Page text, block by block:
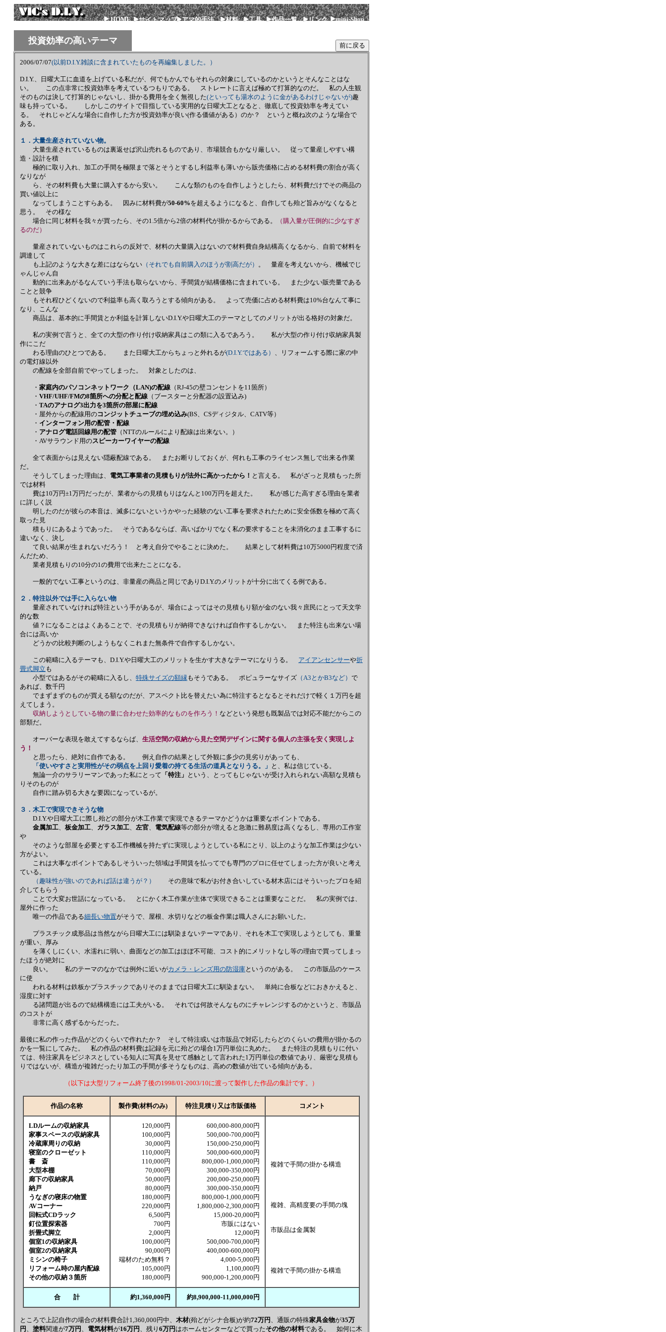
HOME サイトマップ アマ的手法 材料 工具 作品一覧 リンク mini-Shop
投資効率の高いテーマ
2006/07/07(以前D.I.Y.雑談に含まれていたものを再編集しました。）
D.I.Y.、日曜大工に血道を上げている私だが、何でもかんでもそれらの対象にしているのかというとそんなことはな
い。 この点非常に投資効率を考えているつもりである。 ストレートに言えば極めて打算的なのだ。 私の人生観
そのものは決して打算的じゃないし、掛かる費用を全く無視した(といっても湯水のように金があるわけじゃないが)趣
味も持っている。 しかしこのサイトで目指している実用的な日曜大工となると、徹底して投資効率を考えてい
る。 それじゃどんな場合に自作した方が投資効率が良い(作る価値がある）のか？ というと概ね次のような場合で
ある。
１．大量生産されていない物。
大量生産されているものは裏返せば沢山売れるものであり、市場競合もかなり厳しい。 従って量産しやすい構
造・設計を積
極的に取り入れ、加工の手間を極限まで落とそうとするし利益率も薄いから販売価格に占める材料費の割合が高く
なりなが
ら、その材料費も大量に購入するから安い。 こんな類のものを自作しようとしたら、材料費だけでその商品の
買い値以上に
なってしまうことすらある。 因みに材料費が50-60%を超えるようになると、自作しても殆ど旨みがなくなると
思う。 その様な
場合に同じ材料を我々が買ったら、その1.5倍から2倍の材料代が掛かるからである。
（購入量が圧倒的に少なすぎ
るのだ）
量産されていないものはこれらの反対で、材料の大量購入はないので材料費自身結構高くなるから、自前で材料を
調達して
も上記のような大きな差にはならない （それでも自前購入のほうが割高だが） 。 量産を考えないから、機械でじ
ゃんじゃん自
動的に出来あがるなんていう手法も取らないから、手間賃が結構価格に含まれている。 また少ない販売量である
ことと競争
もそれ程ひどくないので利益率も高く取ろうとする傾向がある。 よって売価に占める材料費は10%台なんて事に
なり、こんな
商品は、基本的に手間賃とか利益を計算しないD.I.Y.や日曜大工のテーマとしてのメリットが出る格好の対象だ。
私の実例で言うと、全ての大型の作り付け収納家具はこの類に入るであろう。 私が大型の作り付け収納家具製
作にこだ
わる理由のひとつである。 また日曜大工からちょっと外れるが(D.I.Y.ではある） 、リフォームする際に家の中
の電灯線以外
の配線を全部自前でやってしまった。 対象としたのは、
・ 家庭内のパソコンネットワーク（LAN)の配線 （RJ-45の壁コンセントを11箇所）
・ VHF/UHF/FMの8箇所への分配と配線 （ブースターと分配器の設置込み)
・ TAのアナログ3出力を3箇所の部屋に配線
・屋外からの配線用のコンジットチューブの埋め込み(BS、CSディジタル、CATV等）
・ インターフォン用の配管・配線
・ アナログ電話回線用の配管 （NTTのルールにより配線は出来ない。）
・AVサラウンド用のスピーカーワイヤーの配線
全て表面からは見えない隠蔽配線である。 またお断りしておくが、何れも工事のライセンス無しで出来る作業
だ。
そうしてしまった理由は、 電気工事業者の見積もりが法外に高かったから！ と言える。 私がざっと見積もった所
では材料
費は10万円±1万円だったが、業者からの見積もりはなんと100万円を超えた。 私が感じた高すぎる理由を業者
に詳しく説
明したのだが彼らの本音は、滅多にないというかやった経験のない工事を要求されたために安全係数を極めて高く
取った見
積もりにあるようであった。 そうであるならば、高いばかりでなく私の要求することを未消化のまま工事するに
違いなく、決し
て良い結果が生まれないだろう！ と考え自分でやることに決めた。 結果として材料費は10万5000円程度で済
んだため、
業者見積もりの10分の1の費用で出来たことになる。
一般的でない工事というのは、非量産の商品と同じでありD.I.Y.のメリットが十分に出てくる例である。
２．特注以外では手に入らない物
量産されていなければ特注という手があるが、場合によってはその見積もり額が金のない我々庶民にとって天文学
的な数
値？になることはよくあることで、その見積もりが納得できなければ自作するしかない。 また特注も出来ない場
合には高いか
どうかの比較判断のしようもなくこれまた無条件で自作するしかない。
この範疇に入るテーマも、D.I.Y.や日曜大工のメリットを生かす大きなテーマになりうる。 アイアンセンサーや折
畳式脚立 も
小型ではあるがその範疇に入るし、 特殊サイズの額縁もそうである。 ポピュラーなサイズ （A3とかB3など） で
あれば、数千円
でまずまずのものが買える額なのだが、アスペクト比を替えたい為に特注するとなるとそれだけで軽く１万円を超
えてしまう。
収納しようとしている物の量に合わせた効率的なものを作ろう！ などという発想も既製品では対応不能だからこの
部類だ。
オーバーな表現を敢えてするならば、 生活空間の収納から見た空間デザインに関する個人の主張を安く実現しよ
う！
と思ったら、絶対に自作である。 例え自作の結果として外観に多少の見劣りがあっても、
「使いやすさと実用性がその弱点を上回り愛着の持てる生活の道具となりうる。」 と、私は信じている。
無論一介のサラリーマンであった私にとって 「特注」 という、とってもじゃないが受け入れられない高額な見積も
りそのものが
自作に踏み切る大きな要因になっているが。
３．木工で実現できそうな物
D.I.Y.や日曜大工に際し殆どの部分が木工作業で実現できるテーマかどうかは重要なポイントである。
金属加工、 板金加工、 ガラス加工、 左官、 電気配線等の部分が増えると急激に難易度は高くなるし、専用の工作室
や
そのような部屋を必要とする工作機械を持たずに実現しようとしている私にとり、以上のような加工作業は少ない
方がよい。
これは大事なポイントであるしそういった領域は手間賃を払ってでも専門のプロに任せてしまった方が良いと考え
ている。
（趣味性が強いのであれば話は違うが？）
その意味で私がお付き合いしている材木店にはそういったプロを紹
介してもらう
ことで大変お世話になっている。 とにかく木工作業が主体で実現できることは重要なことだ。 私の実例では、
屋外に作った
唯一の作品である細長い物置がそうで、屋根、水切りなどの板金作業は職人さんにお願いした。
プラスチック成形品は当然ながら日曜大工には馴染まないテーマであり、それを木工で実現しようとしても、重量
が重い、厚み
を薄くしにくい、水濡れに弱い、曲面などの加工はほぼ不可能、コスト的にメリットなし等の理由で買ってしまっ
たほうが絶対に
良い。 私のテーマのなかでは例外に近いがカメラ・レンズ用の防湿庫というのがある。 この市販品のケース
に使
われる材料は鉄板かプラスチックでありそのままでは日曜大工に馴染まない。 単純に合板などにおきかえると、
湿度に対す
る諸問題が出るので結構構造には工夫がいる。 それでは何故そんなものにチャレンジするのかというと、市販品
のコストが
非常に高く感ずるからだった。
最後に私の作った作品がどのくらいで作れたか？ そして特注或いは市販品で対応したらどのくらいの費用が掛かるの
かを一覧にしてみた。 私の作品の材料費は記録を元に殆どの場合1万円単位に丸めた。 また特注の見積もりに付い
ては、特注家具をビジネスとしている知人に写真を見せて感触として言われた1万円単位の数値であり、厳密な見積も
りではないが、構造が複雑だったり加工の手間が多そうなものは、高めの数値が出ている傾向がある。
（以下は大型リフォーム終了後の1998/01-2003/10に渡って製作した作品の集計です。）
作品の名称 製作費(材料のみ) 特注見積り又は市販価格 コメント
LDルームの収納家具
家事スペースの収納家具
冷蔵庫周りの収納
寝室のクローゼット
書 斎
大型本棚
廊下の収納家具
納戸
うなぎの寝床の物置
AVコーナー
回転式CDラック
釘位置探索器
折畳式脚立
個室1の収納家具
個室2の収納家具
ミシンの椅子
リフォーム時の屋内配線
その他の収納３箇所
120,000円
100,000円
30,000円
110,000円
110,000円
70,000円
50,000円
80,000円
180,000円
220,000円
6,500円
700円
2,000円
100,000円
90,000円
端材のため無料？
105,000円
180,000円
600,000-800,000円
500,000-700,000円
150,000-250,000円
500,000-600,000円
800,000-1,000,000円
300,000-350,000円
200,000-250,000円
300,000-350,000円
800,000-1,000,000円
1,800,000-2,300,000円
15,000-20,000円
市販にはない
12,000円
500,000-700,000円
400,000-600,000円
4,000-5,000円
1,100,000円
900,000-1,200,000円
複雑で手間の掛かる構造
複雑、高精度要の手間の塊
市販品は金属製
複雑で手間の掛かる構造
合 計 約1,360,000円 約8,900,000-11,000,000円
ところで上記自作の場合の材料費合計1,360,000円中、 木材(殆どがシナ合板)が約72万円 、通販の特殊家具金物が35万
円 、 塗料関連が7万円 、 電気材料が16万円 、残り 6万円 はホームセンターなどで買ったその他の材料である。 如何に木